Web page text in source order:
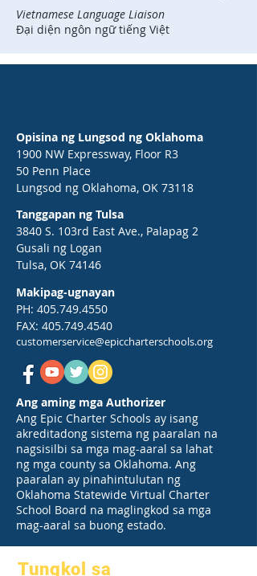
Vietnamese Language Liaison
Đại diện ngôn ngữ tiếng Việt
Opisina ng Lungsod ng Oklahoma
1900 NW Expressway, Floor R3
50 Penn Place
Lungsod ng Oklahoma, OK 73118
Tanggapan ng Tulsa
3840 S. 103rd East Ave., Palapag 2
Gusali ng Logan
Tulsa, OK 74146
Makipag-ugnayan
PH: 405.749.4550
FAX: 405.749.4540
customerservice@epiccharterschools.org
Ang aming mga Authorizer
Ang Epic Charter Schools ay isang
akreditadong sistema ng paaralan na
nagsisilbi sa mga mag-aaral sa lahat
ng mga county sa Oklahoma. Ang
paaralan ay pinahintulutan ng
Oklahoma Statewide Virtual Charter
School Board na maglingkod sa mga
mag-aaral sa buong estado.
Tungkol sa